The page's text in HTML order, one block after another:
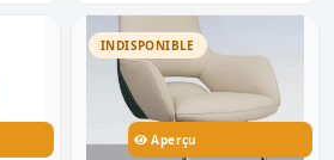
INDISPONIBLE
Aperçu